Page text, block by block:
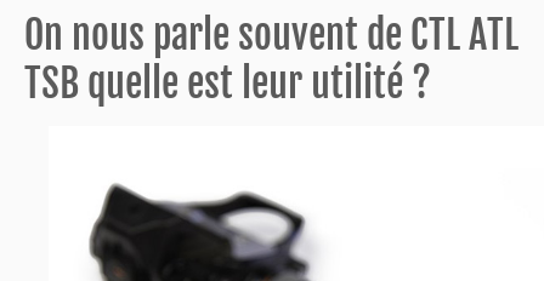
On nous parle souvent de CTL ATL
TSB quelle est leur utilité ?